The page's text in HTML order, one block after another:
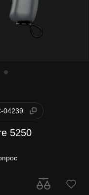
04239
5250